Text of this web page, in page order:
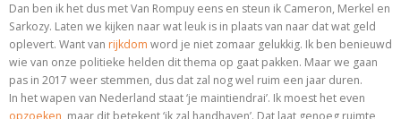
Dan ben ik het dus met Van Rompuy eens en steun ik Cameron, Merkel en
Sarkozy. Laten we kijken naar wat leuk is in plaats van naar dat wat geld
oplevert. Want van rijkdom word je niet zomaar gelukkig. Ik ben benieuwd
wie van onze politieke helden dit thema op gaat pakken. Maar we gaan
pas in 2017 weer stemmen, dus dat zal nog wel ruim een jaar duren.
In het wapen van Nederland staat ‘je maintiendrai’. Ik moest het even